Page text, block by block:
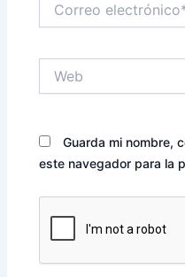
electrónico*
Guarda mi nombre,
este navegador para la